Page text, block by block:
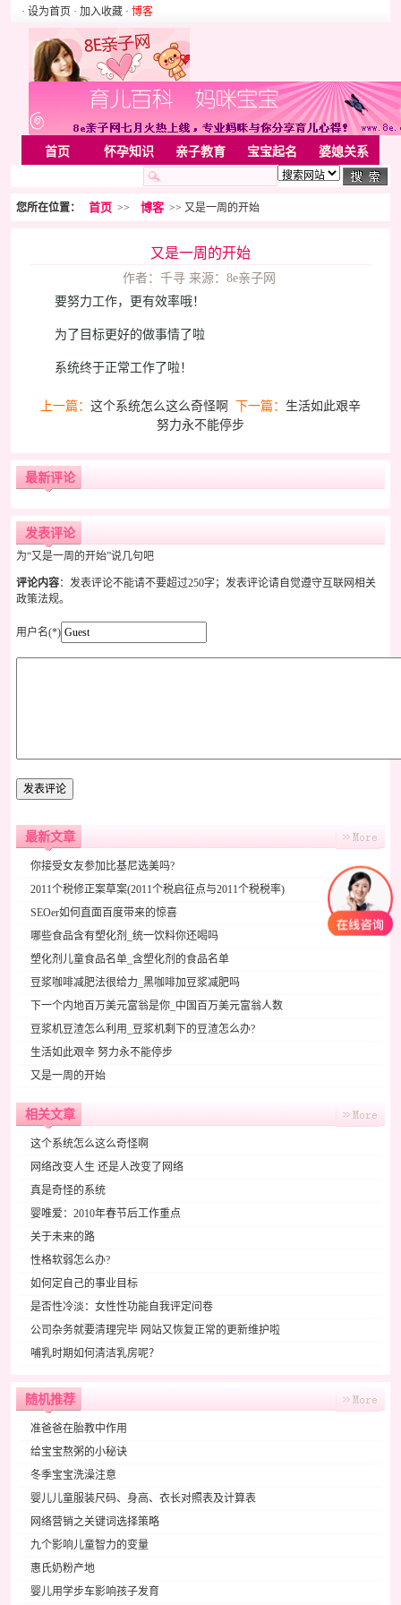
· 设为首页 · 加入收藏 · 博客
首页 怀孕知识 亲子教育 宝宝起名 婆媳关系
胎教音乐 家居 亲子游戏
美容化装 Rss
您所在位置： 首页 >> 博客 >> 又是一周的开始
又是一周的开始
作者：千寻 来源：8e亲子网
要努力工作，更有效率哦！
为了目标更好的做事情了啦
系统终于正常工作了啦！
上一篇： 这个系统怎么这么奇怪啊 下一篇： 生活如此艰辛
努力永不能停步
最新评论
发表评论
为“又是一周的开始”说几句吧
评论内容：发表评论不能请不要超过250字；发表评论请自觉遵守互联网相关
政策法规。
用户名(*)
最新文章
你接受女友参加比基尼选美吗?
2011个税修正案草案(2011个税启征点与2011个税税率)
SEOer如何直面百度带来的惊喜
哪些食品含有塑化剂_统一饮料你还喝吗
塑化剂儿童食品名单_含塑化剂的食品名单
豆浆咖啡减肥法很给力_黑咖啡加豆浆减肥吗
下一个内地百万美元富翁是你_中国百万美元富翁人数
豆浆机豆渣怎么利用_豆浆机剩下的豆渣怎么办?
生活如此艰辛 努力永不能停步
又是一周的开始
相关文章
这个系统怎么这么奇怪啊
网络改变人生 还是人改变了网络
真是奇怪的系统
婴唯爱：2010年春节后工作重点
关于未来的路
性格软弱怎么办?
如何定自己的事业目标
是否性冷淡：女性性功能自我评定问卷
公司杂务就要清理完毕 网站又恢复正常的更新维护啦
哺乳时期如何清洁乳房呢？
随机推荐
准爸爸在胎教中作用
给宝宝熬粥的小秘诀
冬季宝宝洗澡注意
婴儿儿童服装尺码、身高、衣长对照表及计算表
网络营销之关键词选择策略
九个影响儿童智力的变量
惠氏奶粉产地
婴儿用学步车影响孩子发育